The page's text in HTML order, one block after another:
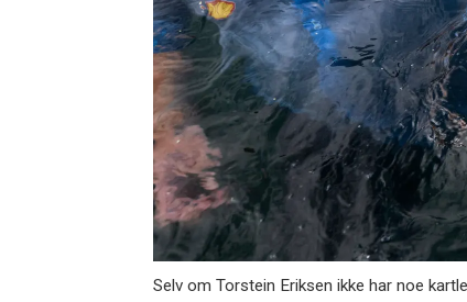
Selv om Torstein Eriksen ikke har noe